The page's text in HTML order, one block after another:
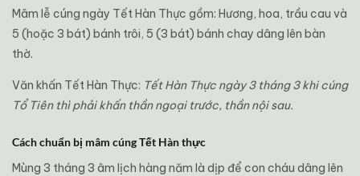
Mâm lễ cúng ngày Tết Hàn Thực gồm: Hương, hoa, trầu cau và
5 (hoặc 3 bát) bánh trôi, 5 (3 bát) bánh chay dâng lên bàn
thờ.
Văn khấn Tết Hàn Thực: Tết Hàn Thực ngày 3 tháng 3 khi cúng
Tổ Tiên thì phải khấn thần ngoại trước, thần nội sau.
Cách chuẩn bị mâm cúng Tết Hàn thực
Mùng 3 tháng 3 âm lịch hàng năm là dịp để con cháu dâng lên